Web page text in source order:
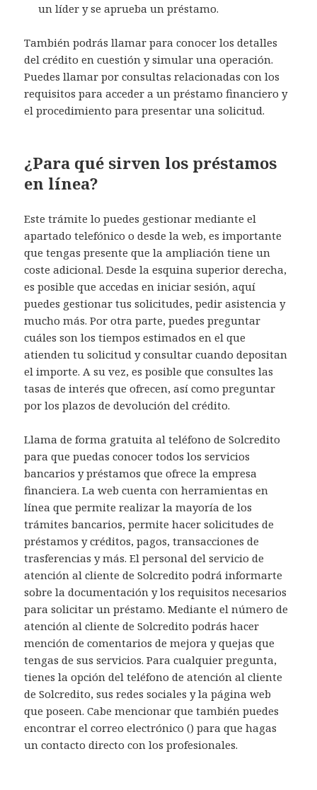
un líder y se aprueba un préstamo.
También podrás llamar para conocer los detalles
del crédito en cuestión y simular una operación.
Puedes llamar por consultas relacionadas con los
requisitos para acceder a un préstamo financiero y
el procedimiento para presentar una solicitud.
¿Para qué sirven los préstamos
en línea?
Este trámite lo puedes gestionar mediante el
apartado telefónico o desde la web, es importante
que tengas presente que la ampliación tiene un
coste adicional. Desde la esquina superior derecha,
es posible que accedas en iniciar sesión, aquí
puedes gestionar tus solicitudes, pedir asistencia y
mucho más. Por otra parte, puedes preguntar
cuáles son los tiempos estimados en el que
atienden tu solicitud y consultar cuando depositan
el importe. A su vez, es posible que consultes las
tasas de interés que ofrecen, así como preguntar
por los plazos de devolución del crédito.
Llama de forma gratuita al teléfono de Solcredito
para que puedas conocer todos los servicios
bancarios y préstamos que ofrece la empresa
financiera. La web cuenta con herramientas en
línea que permite realizar la mayoría de los
trámites bancarios, permite hacer solicitudes de
préstamos y créditos, pagos, transacciones de
trasferencias y más. El personal del servicio de
atención al cliente de Solcredito podrá informarte
sobre la documentación y los requisitos necesarios
para solicitar un préstamo. Mediante el número de
atención al cliente de Solcredito podrás hacer
mención de comentarios de mejora y quejas que
tengas de sus servicios. Para cualquier pregunta,
tienes la opción del teléfono de atención al cliente
de Solcredito, sus redes sociales y la página web
que poseen. Cabe mencionar que también puedes
encontrar el correo electrónico () para que hagas
un contacto directo con los profesionales.